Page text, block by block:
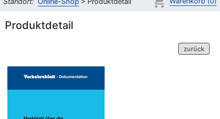
Produktdetail
zurück